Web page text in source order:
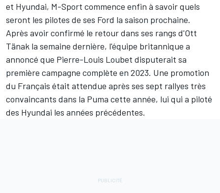
et Hyundai, M-Sport commence enfin à savoir quels
seront les pilotes de ses Ford la saison prochaine.
Après avoir confirmé le retour dans ses rangs d'Ott
Tänak la semaine dernière, l'équipe britannique a
annoncé que Pierre-Louis Loubet disputerait sa
première campagne complète en 2023. Une promotion
du Français était attendue après ses sept rallyes très
convaincants dans la Puma cette année, lui qui a piloté
des Hyundai les années précédentes.